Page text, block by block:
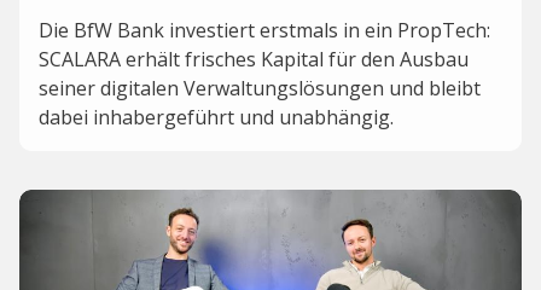
Die BfW Bank investiert erstmals in ein PropTech:
SCALARA erhält frisches Kapital für den Ausbau
seiner digitalen Verwaltungslösungen und bleibt
dabei inhabergeführt und unabhängig.